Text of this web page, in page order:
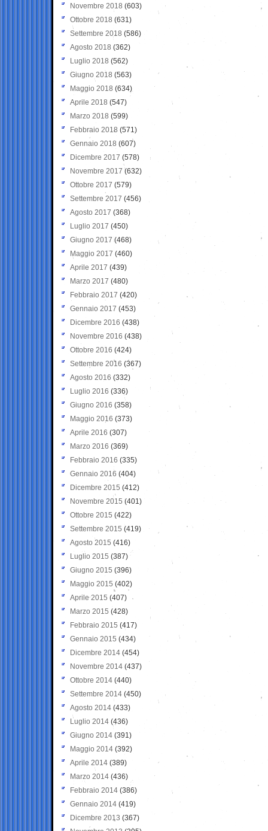
Novembre 2018 (603)
Ottobre 2018 (631)
Settembre 2018 (586)
Agosto 2018 (362)
Luglio 2018 (562)
Giugno 2018 (563)
Maggio 2018 (634)
Aprile 2018 (547)
Marzo 2018 (599)
Febbraio 2018 (571)
Gennaio 2018 (607)
Dicembre 2017 (578)
Novembre 2017 (632)
Ottobre 2017 (579)
Settembre 2017 (456)
Agosto 2017 (368)
Luglio 2017 (450)
Giugno 2017 (468)
Maggio 2017 (460)
Aprile 2017 (439)
Marzo 2017 (480)
Febbraio 2017 (420)
Gennaio 2017 (453)
Dicembre 2016 (438)
Novembre 2016 (438)
Ottobre 2016 (424)
Settembre 2016 (367)
Agosto 2016 (332)
Luglio 2016 (336)
Giugno 2016 (358)
Maggio 2016 (373)
Aprile 2016 (307)
Marzo 2016 (369)
Febbraio 2016 (335)
Gennaio 2016 (404)
Dicembre 2015 (412)
Novembre 2015 (401)
Ottobre 2015 (422)
Settembre 2015 (419)
Agosto 2015 (416)
Luglio 2015 (387)
Giugno 2015 (396)
Maggio 2015 (402)
Aprile 2015 (407)
Marzo 2015 (428)
Febbraio 2015 (417)
Gennaio 2015 (434)
Dicembre 2014 (454)
Novembre 2014 (437)
Ottobre 2014 (440)
Settembre 2014 (450)
Agosto 2014 (433)
Luglio 2014 (436)
Giugno 2014 (391)
Maggio 2014 (392)
Aprile 2014 (389)
Marzo 2014 (436)
Febbraio 2014 (386)
Gennaio 2014 (419)
Dicembre 2013 (367)